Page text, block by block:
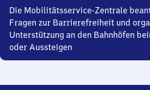
Die Mobilitätsservice-Zentrale
Fragen zur Barrierefreiheit und
Unterstützung an den Bahnhöfen
oder Aussteigen